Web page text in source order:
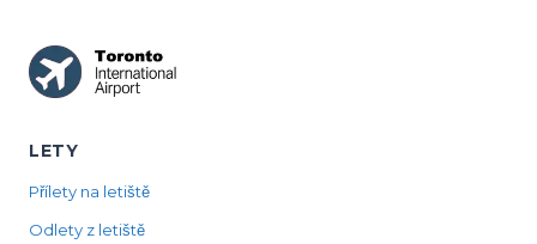
LETY
Přílety na letiště
Odlety z letiště